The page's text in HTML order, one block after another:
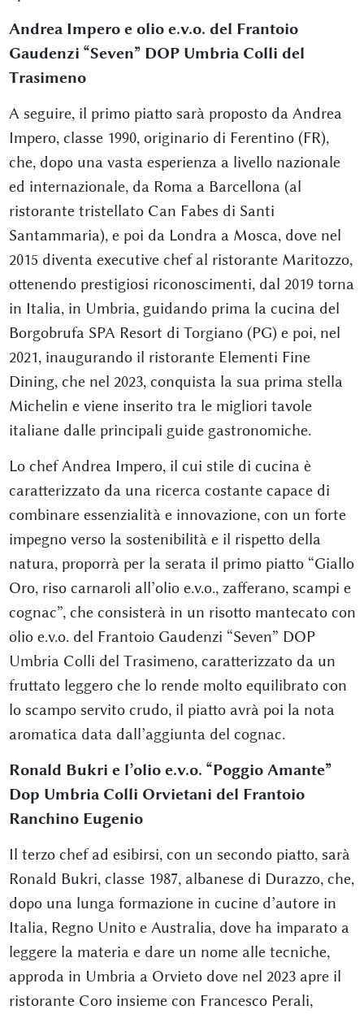
Andrea Impero e olio e.v.o. del Frantoio
Gaudenzi “Seven” DOP Umbria Colli del
Trasimeno
A seguire, il primo piatto sarà proposto da Andrea
Impero, classe 1990, originario di Ferentino (FR),
che, dopo una vasta esperienza a livello nazionale
ed internazionale, da Roma a Barcellona (al
ristorante tristellato Can Fabes di Santi
Santammaria), e poi da Londra a Mosca, dove nel
2015 diventa executive chef al ristorante Maritozzo,
ottenendo prestigiosi riconoscimenti, dal 2019 torna
in Italia, in Umbria, guidando prima la cucina del
Borgobrufa SPA Resort di Torgiano (PG) e poi, nel
2021, inaugurando il ristorante Elementi Fine
Dining, che nel 2023, conquista la sua prima stella
Michelin e viene inserito tra le migliori tavole
italiane dalle principali guide gastronomiche.
Lo chef Andrea Impero, il cui stile di cucina è
caratterizzato da una ricerca costante capace di
combinare essenzialità e innovazione, con un forte
impegno verso la sostenibilità e il rispetto della
natura, proporrà per la serata il primo piatto “Giallo
Oro, riso carnaroli all’olio e.v.o., zafferano, scampi e
cognac”, che consisterà in un risotto mantecato con
olio e.v.o. del Frantoio Gaudenzi “Seven” DOP
Umbria Colli del Trasimeno, caratterizzato da un
fruttato leggero che lo rende molto equilibrato con
lo scampo servito crudo, il piatto avrà poi la nota
aromatica data dall’aggiunta del cognac.
Ronald Bukri e l’olio e.v.o. “Poggio Amante”
Dop Umbria Colli Orvietani del Frantoio
Ranchino Eugenio
Il terzo chef ad esibirsi, con un secondo piatto, sarà
Ronald Bukri, classe 1987, albanese di Durazzo, che,
dopo una lunga formazione in cucine d’autore in
Italia, Regno Unito e Australia, dove ha imparato a
leggere la materia e dare un nome alle tecniche,
approda in Umbria a Orvieto dove nel 2023 apre il
ristorante Coro insieme con Francesco Perali,